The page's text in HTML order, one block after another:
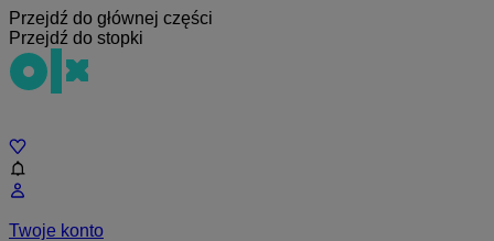
Przejdź do głównej części
Przejdź do stopki
Twoje konto